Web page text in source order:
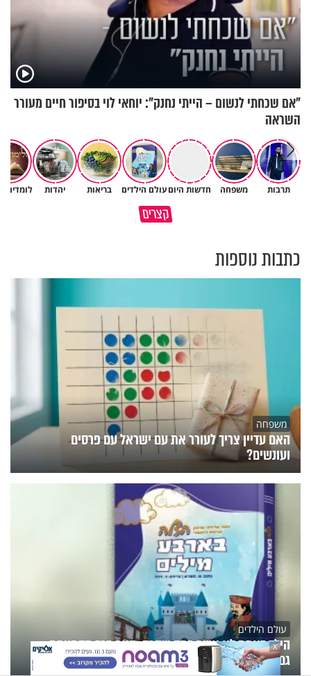
"אם שכחתי לנשום – הייתי נחנק": יוחאי לוי בסיפור חיים מעורר
השראה
תרבות משפחה חדשות היוםעולם הילדים בריאות יהדות לומדים
קצרים
תום עוז: "אם הייתי אתאיסט,
כתבות נוספות
משפחה
האם עדיין צריך לעורר את עם ישראל עם פרסים
ועונשים?
עולם הילדים
הילד באמת לא אשם במה שקרה. האם בכך מסתיימת
גם האחריות שלו?
X